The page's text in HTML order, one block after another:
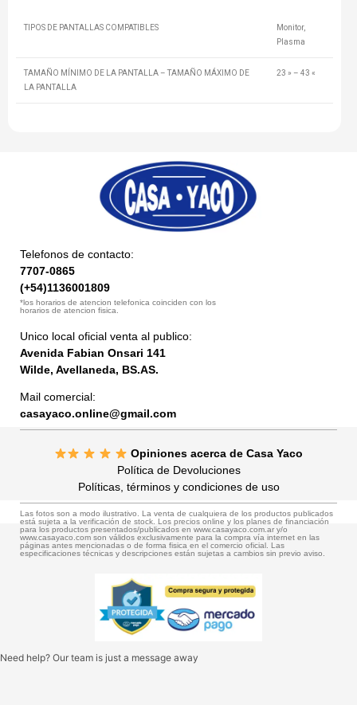
TIPOS DE PANTALLAS COMPATIBLES
Monitor,
Plasma
TAMAÑO MÍNIMO DE LA PANTALLA – TAMAÑO MÁXIMO DE
LA PANTALLA
23 » – 43 «
Telefonos de contacto:
7707-0865
(+54)1136001809
*los horarios de atencion telefonica coinciden con los
horarios de atencion fisica.
Unico local oficial venta al publico:
Avenida Fabian Onsari 141
Wilde, Avellaneda, BS.AS.
Mail comercial:
casayaco.online@gmail.com
Opiniones acerca de Casa Yaco
Política de Devoluciones
Políticas, términos y condiciones de uso
Las fotos son a modo ilustrativo. La venta de cualquiera de los productos publicados
está sujeta a la verificación de stock. Los precios online y los planes de financiación
para los productos presentados/publicados en www.casayaco.com.ar y/o
www.casayaco.com son válidos exclusivamente para la compra vía internet en las
páginas antes mencionadas o de forma fisica en el comercio oficial. Las
especificaciones técnicas y descripciones están sujetas a cambios sin previo aviso.
Need help? Our team is just a message away